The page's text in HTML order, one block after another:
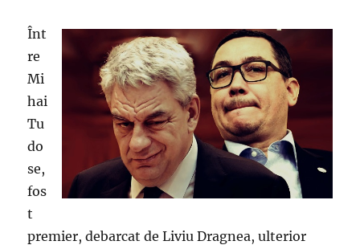
Înt
re
Mi
hai
Tu
do
se,
fos
t
premier, debarcat de Liviu Dragnea, ulterior